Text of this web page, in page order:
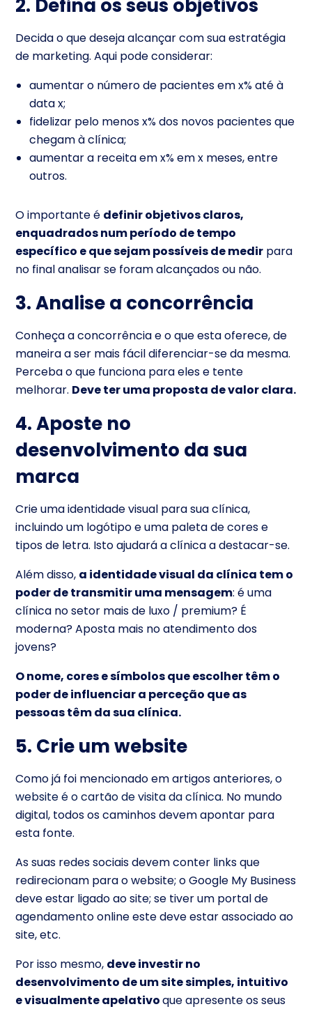
2. Defina os seus objetivos
Decida o que deseja alcançar com sua estratégia
de marketing. Aqui pode considerar:
aumentar o número de pacientes em x% até à
data x;
fidelizar pelo menos x% dos novos pacientes que
chegam à clínica;
aumentar a receita em x% em x meses, entre
outros.
O importante é definir objetivos claros,
enquadrados num período de tempo
específico e que sejam possíveis de medir para
no final analisar se foram alcançados ou não.
3. Analise a concorrência
Conheça a concorrência e o que esta oferece, de
maneira a ser mais fácil diferenciar-se da mesma.
Perceba o que funciona para eles e tente
melhorar. Deve ter uma proposta de valor clara.
4. Aposte no
desenvolvimento da sua
marca
Crie uma identidade visual para sua clínica,
incluindo um logótipo e uma paleta de cores e
tipos de letra. Isto ajudará a clínica a destacar-se.
Além disso, a identidade visual da clínica tem o
poder de transmitir uma mensagem: é uma
clínica no setor mais de luxo / premium? É
moderna? Aposta mais no atendimento dos
jovens?
O nome, cores e símbolos que escolher têm o
poder de influenciar a perceção que as
pessoas têm da sua clínica.
5. Crie um website
Como já foi mencionado em artigos anteriores,o
website é o cartão de visita da clínica. No mundo
digital, todos os caminhos devem apontar para
esta fonte.
As suas redes sociais devem conter links que
redirecionam para o website; o Google My Business
deve estar ligado ao site; se tiver um portal de
agendamento online este deve estar associado ao
site, etc.
Por isso mesmo, deve investir no
desenvolvimento de um site simples, intuitivo
e visualmente apelativoque apresente os seus